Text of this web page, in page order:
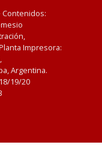
Impresora:
Argentina.
19/20